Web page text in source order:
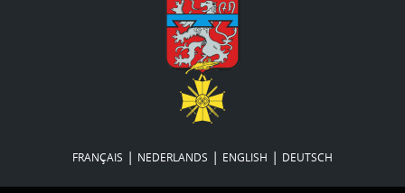
FRANÇAIS | NEDERLANDS | ENGLISH | DEUTSCH